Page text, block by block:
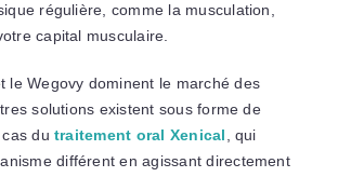
régulière, comme la musculation,
capital musculaire.
le Wegovy dominent le marché des
solutions existent sous forme de
du traitement oral Xenical, qui
différent en agissant directement